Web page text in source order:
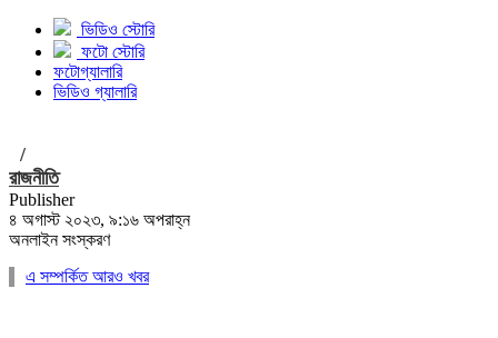
ভিডিও স্টোরি
ফটো স্টোরি
ফটোগ্যালারি
ভিডিও গ্যালারি
/
রাজনীতি
Publisher
৪ অগাস্ট ২০২৩, ৯:১৬ অপরাহ্ন
অনলাইন সংস্করণ
এ সম্পর্কিত আরও খবর